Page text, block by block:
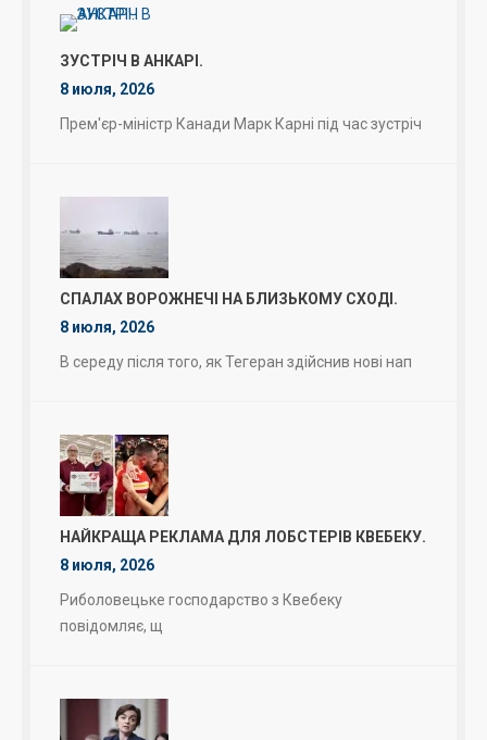
ЗУСТРІЧ В АНКАРІ.
8 июля, 2026
Прем'єр-міністр Канади Марк Карні під час зустріч
СПАЛАХ ВОРОЖНЕЧІ НА БЛИЗЬКОМУ СХОДІ.
8 июля, 2026
В середу після того, як Тегеран здійснив нові нап
НАЙКРАЩА РЕКЛАМА ДЛЯ ЛОБСТЕРІВ КВЕБЕКУ.
8 июля, 2026
Риболовецьке господарство з Квебеку
повідомляє, щ